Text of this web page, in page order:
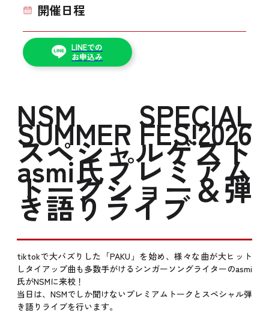
開催日程
LINEでの
お申込み
NSM SPECIAL
SUMMER FES!2026
スペシャルゲスト
asmi氏プレミアム
トークショー＆弾
き語りライブ
tiktokで大バズりした「PAKU」を始め、様々な曲が大ヒット
しタイアップ曲も多数手がけるシンガーソングライターのasmi
氏がNSMに来校！
当日は、NSMでしか聞けないプレミアムトークとスペシャル弾
き語りライブを行います。